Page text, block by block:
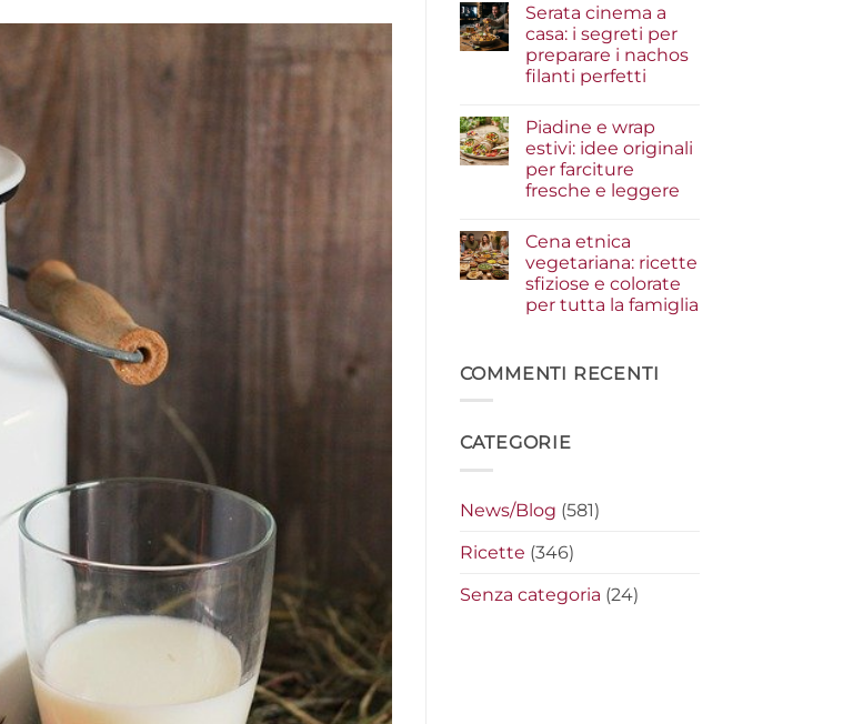
per
un
risultato
gourmet
su
e
bowl
estive:
crudo
che
fanno
la
differenza
Serata cinema a
casa: i segreti per
preparare i nachos
filanti perfetti
su
Serata
cinema
a
casa:
preparare
i
nachos
filanti
perfetti
Piadine e wrap
estivi: idee originali
per farciture
fresche e leggere
su
e
wrap
estivi:
idee
fresche
e
Cena etnica
vegetariana: ricette
sfiziose e colorate
per tutta la famiglia
Cena
etnica
e
famiglia
COMMENTI RECENTI
CATEGORIE
News/Blog (581)
Ricette (346)
Senza categoria (24)